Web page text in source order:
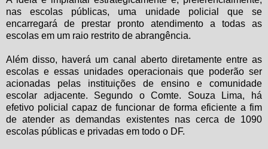
nas escolas públicas, uma unidade policial que se
encarregará de prestar pronto atendimento a todas as
escolas em um raio restrito de abrangência.
Além disso, haverá um canal aberto diretamente entre as
escolas e essas unidades operacionais que poderão ser
acionadas pelas instituições de ensino e comunidade
escolar adjacente. Segundo o Comte. Souza Lima, há
efetivo policial capaz de funcionar de forma eficiente a fim
de atender as demandas existentes nas cerca de 1090
escolas públicas e privadas em todo o DF.